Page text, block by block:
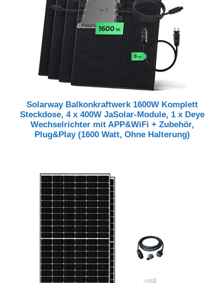
Solarway Balkonkraftwerk 1600W Komplett
Steckdose, 4 x 400W JaSolar-Module, 1 x Deye
Wechselrichter mit APP&WiFi + Zubehör,
Plug&Play (1600 Watt, Ohne Halterung)